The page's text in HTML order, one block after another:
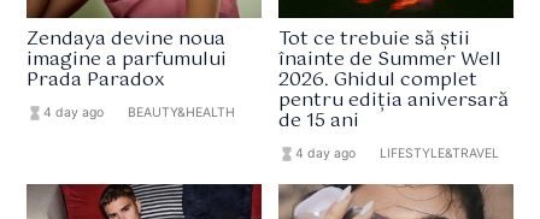
Zendaya devine noua
imagine a parfumului
Prada Paradox
hourglass_full4 day ago BEAUTY&HEALTH
Tot ce trebuie să știi
înainte de Summer Well
2026. Ghidul complet
pentru ediția aniversară
de 15 ani
hourglass_full 4 day ago LIFESTYLE&TRAVEL